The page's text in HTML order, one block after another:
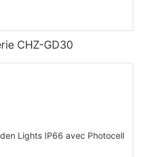
CHZ-GD30